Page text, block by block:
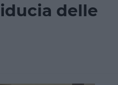
delle